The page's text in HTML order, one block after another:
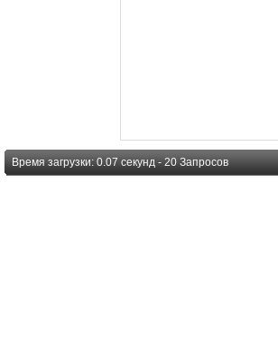
Время загрузки: 0.07 секунд - 20 Запросов